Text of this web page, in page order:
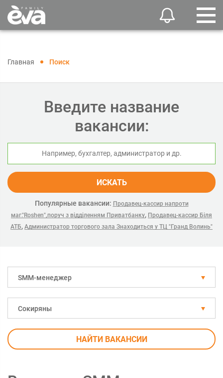
Главная Поиск
Введите название
вакансии:
ИСКАТЬ
Популярные вакансии: Продавец-кассир напроти
маг."Roshen",поруч з відділенням Приватбанку, Продавец-кассир Біля
АТБ, Администратор торгового зала Знаходиться у ТЦ "Гранд Волинь"
SMM-менеджер
Сокиряны
НАЙТИ ВАКАНСИИ